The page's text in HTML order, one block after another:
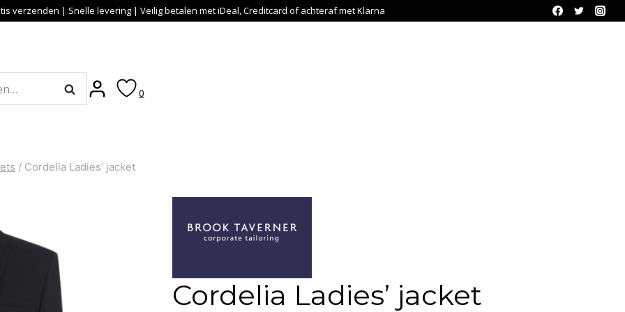
verzenden | Snelle levering | Veilig betalen met iDeal, Creditcard of achteraf met Klarna
Zoeken 0
/ Cordelia Ladies’ jacket
Cordelia Ladies’ jacket